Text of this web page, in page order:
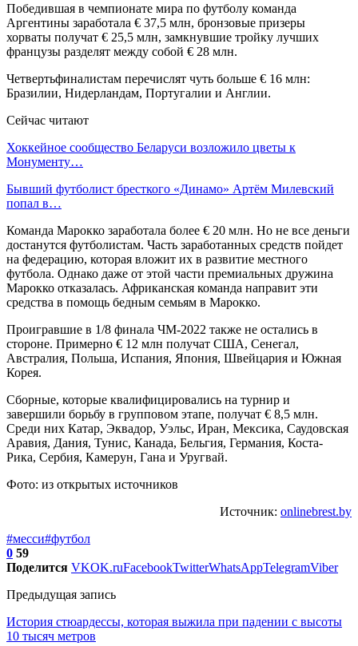
Победившая в чемпионате мира по футболу команда
Аргентины заработала € 37,5 млн, бронзовые призеры
хорваты получат € 25,5 млн, замкнувшие тройку лучших
французы разделят между собой € 28 млн.
Четвертьфиналистам перечислят чуть больше € 16 млн:
Бразилии, Нидерландам, Португалии и Англии.
Сейчас читают
Хоккейное сообщество Беларуси возложило цветы к
Монументу…
Бывший футболист бресткого «Динамо» Артём Милевский
попал в…
Команда Марокко заработала более € 20 млн. Но не все деньги
достанутся футболистам. Часть заработанных средств пойдет
на федерацию, которая вложит их в развитие местного
футбола. Однако даже от этой части премиальных дружина
Марокко отказалась. Африканская команда направит эти
средства в помощь бедным семьям в Марокко.
Проигравшие в 1/8 финала ЧМ-2022 также не остались в
стороне. Примерно € 12 млн получат США, Сенегал,
Австралия, Польша, Испания, Япония, Швейцария и Южная
Корея.
Сборные, которые квалифицировались на турнир и
завершили борьбу в групповом этапе, получат € 8,5 млн.
Среди них Катар, Эквадор, Уэльс, Иран, Мексика, Саудовская
Аравия, Дания, Тунис, Канада, Бельгия, Германия, Коста-
Рика, Сербия, Камерун, Гана и Уругвай.
Фото: из открытых источников
Источник: onlinebrest.by
#месси#футбол
0 59
Поделится VKOK.ruFacebookTwitterWhatsAppTelegramViber
Предыдущая запись
История стюардессы, которая выжила при падении с высоты
10 тысяч метров